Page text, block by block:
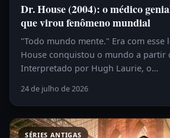
Dr. House (2004): o médico
que virou fenômeno mundial
"Todo mundo mente." Era com esse
House conquistou o mundo a partir
Interpretado por Hugh Laurie, o…
24 de julho de 2026
SÉRIES ANTIGAS